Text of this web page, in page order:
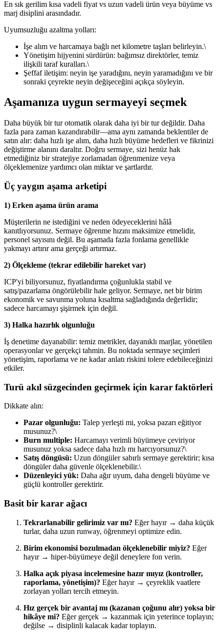
En sık gerilim kısa vadeli fiyat vs uzun vadeli ürün veya büyüme vs
marj disiplini arasındadır.
Uyumsuzluğu azaltma yolları:
İşe alım ve harcamaya bağlı net kilometre taşları belirleyin.\
Yönetişim hijyenini sürdürün: bağımsız direktörler, temiz
ilişkili taraf kuralları.\
Şeffaf iletişim: neyin işe yaradığını, neyin yaramadığını ve bir
sonraki çeyrekte neyin değişeceğini açıkça söyleyin.
Aşamanıza uygun sermayeyi seçmek
Daha büyük bir tur otomatik olarak daha iyi bir tur değildir. Daha
fazla para zaman kazandırabilir—ama aynı zamanda beklentiler de
satın alır: daha hızlı işe alım, daha hızlı büyüme hedefleri ve fikrinizi
değiştirme alanını daraltır. Doğru sermaye, sizi henüz hak
etmediğiniz bir stratejiye zorlamadan öğrenmenize veya
ölçeklemenize yardımcı olan miktar ve şartlardır.
Üç yaygın aşama arketipi
1) Erken aşama ürün arama
Müşterilerin ne istediğini ve neden ödeyeceklerini hâlâ
kanıtlıyorsunuz. Sermaye öğrenme hızını maksimize etmelidir,
personel sayısını değil. Bu aşamada fazla fonlama genellikle
yakmayı artırır ama gerçeği artırmaz.
2) Ölçekleme (tekrar edilebilir hareket var)
ICP'yi biliyorsunuz, fiyatlandırma çoğunlukla stabil ve
satış/pazarlama öngörülebilir hale geliyor. Sermaye, net bir birim
ekonomik ve savunma yoluna kısaltma sağladığında değerlidir;
sadece harcamayı şişirmek için değil.
3) Halka hazırlık olgunluğu
İş denetime dayanabilir: temiz metrikler, dayanıklı marjlar, yönetilen
operasyonlar ve gerçekçi tahmin. Bu noktada sermaye seçimleri
yönetişim, raporlama ve ne kadar anlatı riskini tolere edebileceğinizi
etkiler.
Turü akıl süzgecinden geçirmek için karar faktörleri
Dikkate alın:
Pazar olgunluğu: Talep yerleşti mi, yoksa pazarı eğitiyor
musunuz?\
Burn multiple: Harcamayı verimli büyümeye çeviriyor
musunuz yoksa sadece daha hızlı mı harcıyorsunuz?\
Satış döngüsü: Uzun döngüler sabırlı sermaye gerektirir; kısa
döngüler daha güvenle ölçeklenebilir.\
Düzenleyici yük: Daha ağır uyum, daha dengeli büyüme ve
güçlü kontroller gerektirir.
Basit bir karar ağacı
Tekrarlanabilir gelirimiz var mı? Eğer hayır → daha küçük
turlar, daha uzun runway, öğrenmeyi optimize edin.
Birim ekonomisi bozulmadan ölçeklenebilir miyiz? Eğer
hayır → hiper-büyümeye değil deneylere fon verin.
Halka açık piyasa incelemesine hazır mıyız (kontroller,
raporlama, yönetişim)? Eğer hayır → çeyreklik vaatlere
zorlayan yolları tercih etmeyin.
Hız gerçek bir avantaj mı (kazanan çoğunu alır) yoksa bir
hikâye mi? Eğer gerçek → kazanmak için yeterince toplayın;
değilse → disiplinli kalacak kadar toplayın.